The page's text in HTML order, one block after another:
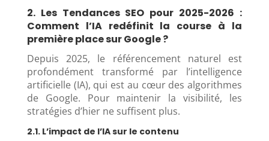
2. Les Tendances SEO pour 2025-2026 :
Comment l’IA redéfinit la course à la
première place sur Google ?
Depuis 2025, le référencement naturel est
profondément transformé par l’intelligence
artificielle (IA), qui est au cœur des algorithmes
de Google. Pour maintenir la visibilité, les
stratégies d’hier ne suffisent plus.
2.1. L’impact de l’IA sur le contenu